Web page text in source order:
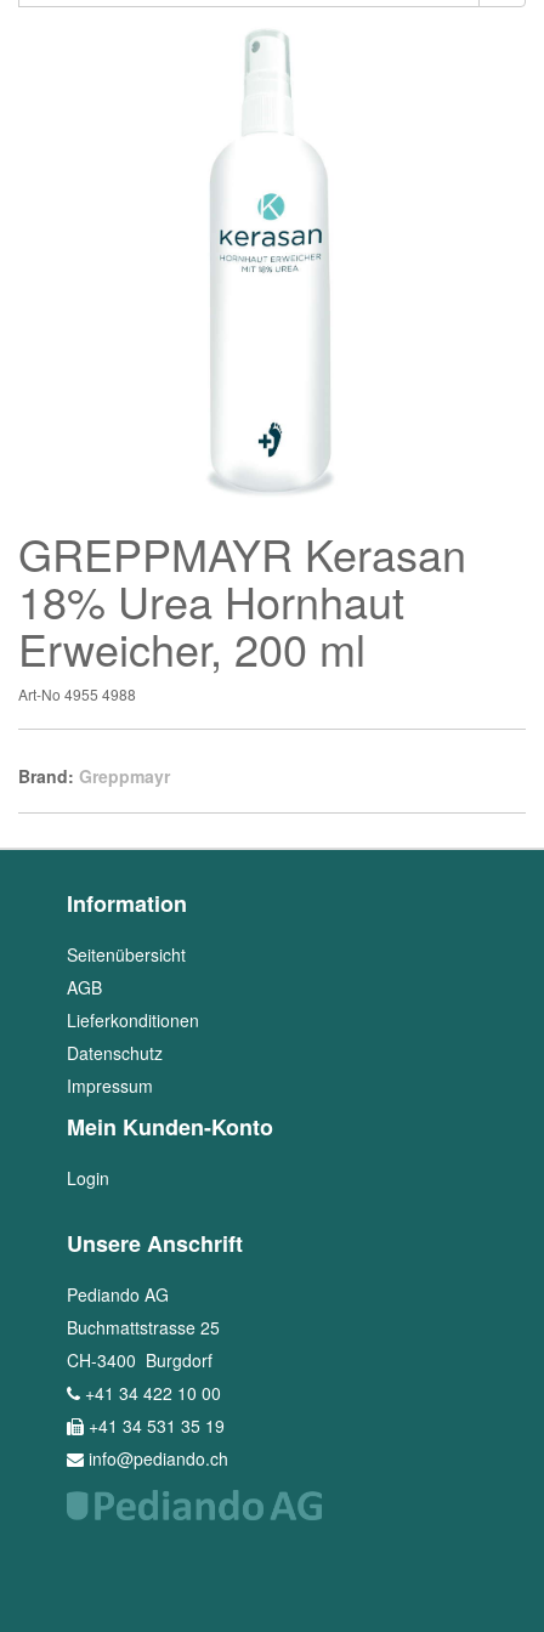
GREPPMAYR Kerasan
18% Urea Hornhaut
Erweicher, 200 ml
Art-No 4955 4988
Brand: Greppmayr
Information
Seitenübersicht
AGB
Lieferkonditionen
Datenschutz
Impressum
Mein Kunden-Konto
Login
Unsere Anschrift
Pediando AG
Buchmattstrasse 25
CH-3400 Burgdorf
+41 34 422 10 00
+41 34 531 35 19
info@pediando.ch